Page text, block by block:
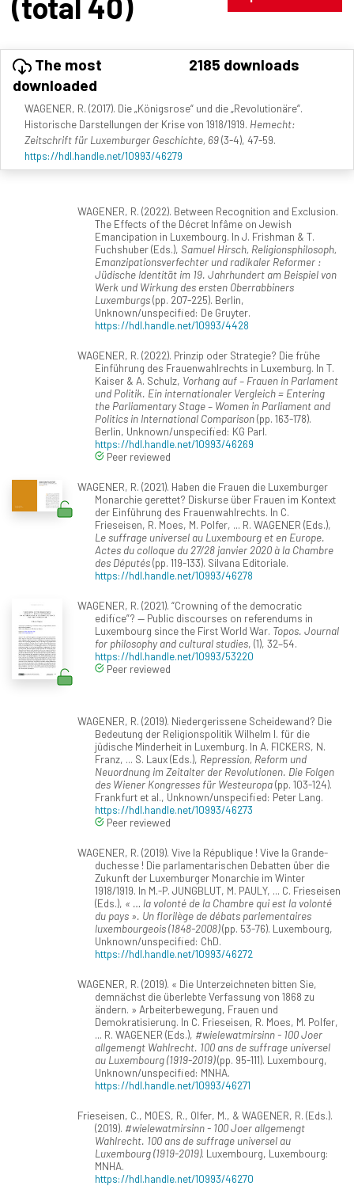
The most
downloaded
2185 downloads
WAGENER, R. (2017). Die „Königsrose“ und die „Revolutionäre“.
Historische Darstellungen der Krise von 1918/1919. Hemecht:
Zeitschrift für Luxemburger Geschichte, 69(3-4), 47-59.
https://hdl.handle.net/10993/46279
WAGENER, R. (2022). Between Recognition and Exclusion.
The Effects of the Décret Infâme on Jewish
Emancipation in Luxembourg. In J. Frishman & T.
Fuchshuber (Eds.), Samuel Hirsch, Religionsphilosoph,
Emanzipationsverfechter und radikaler Reformer :
Jüdische Identität im 19. Jahrhundert am Beispiel von
Werk und Wirkung des ersten Oberrabbiners
Luxemburgs(pp. 207-225). Berlin,
Unknown/unspecified: De Gruyter.
https://hdl.handle.net/10993/4428
WAGENER, R. (2022). Prinzip oder Strategie? Die frühe
Einführung des Frauenwahlrechts in Luxemburg. In T.
Kaiser & A. Schulz, Vorhang auf – Frauen in Parlament
und Politik. Ein internationaler Vergleich = Entering
the Parliamentary Stage – Women in Parliament and
Politics in International Comparison(pp. 163-178).
Berlin, Unknown/unspecified: KG Parl.
https://hdl.handle.net/10993/46269
Peer reviewed
WAGENER, R. (2021). Haben die Frauen die Luxemburger
Monarchie gerettet? Diskurse über Frauen im Kontext
der Einführung des Frauenwahlrechts. In C.
Frieseisen, R. Moes, M. Polfer, ... R. WAGENER (Eds.),
Le suffrage universel au Luxembourg et en Europe.
Actes du colloque du 27/28 janvier 2020 à la Chambre
des Députés(pp. 119-133). Silvana Editoriale.
https://hdl.handle.net/10993/46278
WAGENER, R. (2021). “Crowning of the democratic
edifice”? — Public discourses on referendums in
Luxembourg since the First World War. Topos. Journal
for philosophy and cultural studies, (1), 32–54.
https://hdl.handle.net/10993/53220
Peer reviewed
WAGENER, R. (2019). Niedergerissene Scheidewand? Die
Bedeutung der Religionspolitik Wilhelm I. für die
jüdische Minderheit in Luxemburg. In A. FICKERS, N.
Franz, ... S. Laux (Eds.), Repression, Reform und
Neuordnung im Zeitalter der Revolutionen. Die Folgen
des Wiener Kongresses für Westeuropa(pp. 103-124).
Frankfurt et al., Unknown/unspecified: Peter Lang.
https://hdl.handle.net/10993/46273
Peer reviewed
WAGENER, R. (2019). Vive la République ! Vive la Grande-
duchesse ! Die parlamentarischen Debatten über die
Zukunft der Luxemburger Monarchie im Winter
1918/1919. In M.-P. JUNGBLUT, M. PAULY, ... C. Frieseisen
(Eds.), « … la volonté de la Chambre qui est la volonté
du pays ». Un florilège de débats parlementaires
luxembourgeois (1848-2008)(pp. 53-76). Luxembourg,
Unknown/unspecified: ChD.
https://hdl.handle.net/10993/46272
WAGENER, R. (2019). « Die Unterzeichneten bitten Sie,
demnächst die überlebte Verfassung von 1868 zu
ändern. » Arbeiterbewegung, Frauen und
Demokratisierung. In C. Frieseisen, R. Moes, M. Polfer,
... R. WAGENER (Eds.), #wielewatmirsinn - 100 Joer
allgemengt Wahlrecht. 100 ans de suffrage universel
au Luxembourg (1919-2019)(pp. 95-111). Luxembourg,
Unknown/unspecified: MNHA.
https://hdl.handle.net/10993/46271
Frieseisen, C., MOES, R., Olfer, M., & WAGENER, R. (Eds.).
(2019). #wielewatmirsinn - 100 Joer allgemengt
Wahlrecht. 100 ans de suffrage universel au
Luxembourg (1919-2019). Luxembourg, Luxembourg:
MNHA.
https://hdl.handle.net/10993/46270